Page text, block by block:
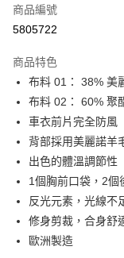
信用卡分期付款
合作金庫商業銀行
華南商業銀行
上海商業儲蓄銀行
國泰世華商業銀行
臺灣中小企業銀行
匯豐（台灣）商業銀行
聯邦商業銀行
元大商業銀行
玉山商業銀行
台新國際商業銀行
台灣樂天信用卡公司
超商取貨付款
LINE Pay
Apple Pay
街口支付
Google Pay
商品編號
5805722
商品特色
布料 01： 38% 美
布料 02： 60% 聚
車衣前片完全防風
背部採用美麗諾羊
出色的體溫調節性
1個胸前口袋，2個
反光元素，光線不
修身剪裁，合身舒
歐洲製造